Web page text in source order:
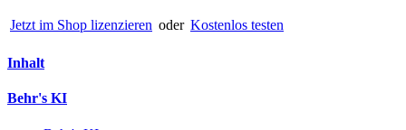
Jetzt im Shop lizenzieren oder Kostenlos testen
Inhalt
Behr's KI